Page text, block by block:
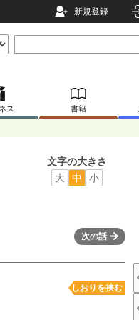
新規登録
ス 書籍
文字の大きさ
大
中 小
次の話
しおりを挟む